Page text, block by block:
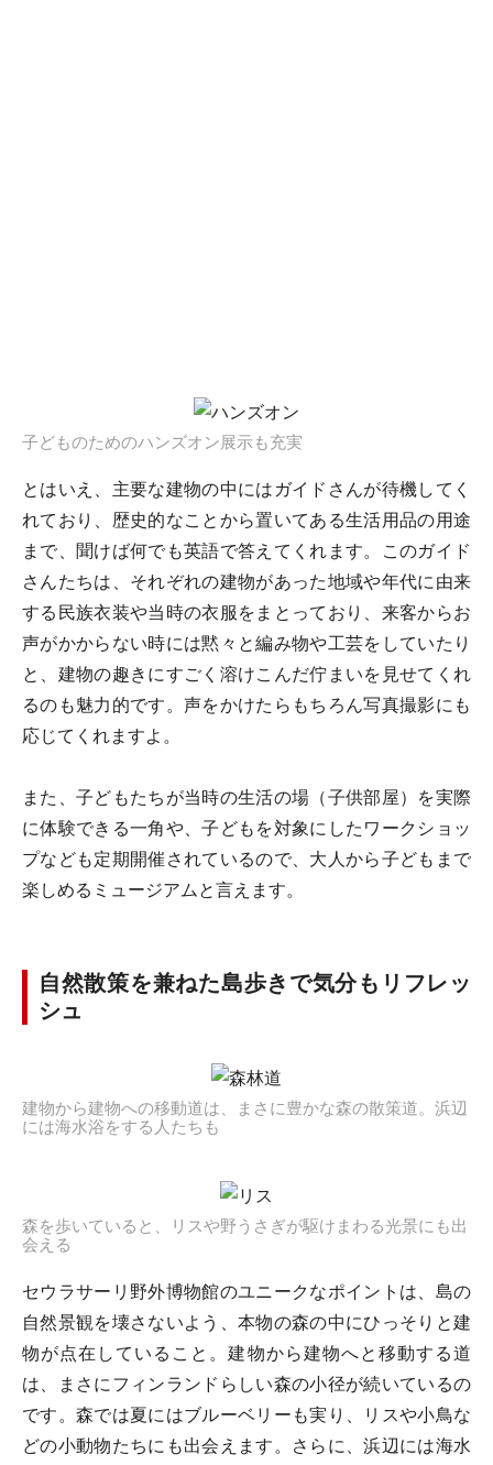
子どものためのハンズオン展示も充実
とはいえ、主要な建物の中にはガイドさんが待機してく
れており、歴史的なことから置いてある生活用品の用途
まで、聞けば何でも英語で答えてくれます。このガイド
さんたちは、それぞれの建物があった地域や年代に由来
する民族衣装や当時の衣服をまとっており、来客からお
声がかからない時には黙々と編み物や工芸をしていたり
と、建物の趣きにすごく溶けこんだ佇まいを見せてくれ
るのも魅力的です。声をかけたらもちろん写真撮影にも
応じてくれますよ。
また、子どもたちが当時の生活の場（子供部屋）を実際
に体験できる一角や、子どもを対象にしたワークショッ
プなども定期開催されているので、大人から子どもまで
楽しめるミュージアムと言えます。
自然散策を兼ねた島歩きで気分もリフレッ
シュ
建物から建物への移動道は、まさに豊かな森の散策道。浜辺
には海水浴をする人たちも
森を歩いていると、リスや野うさぎが駆けまわる光景にも出
会える
セウラサーリ野外博物館のユニークなポイントは、島の
自然景観を壊さないよう、本物の森の中にひっそりと建
物が点在していること。建物から建物へと移動する道
は、まさにフィンランドらしい森の小径が続いているの
です。森では夏にはブルーベリーも実り、リスや小鳥な
どの小動物たちにも出会えます。さらに、浜辺には海水